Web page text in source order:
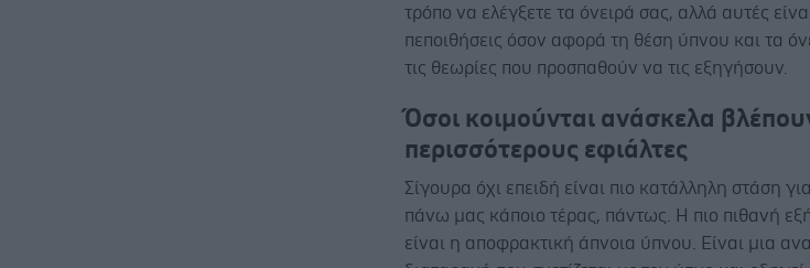
τρόπο να ελέγξετε τα όνειρά σας, αλλά αυτές
πεποιθήσεις όσον αφορά τη θέση ύπνου και τα
τις θεωρίες που προσπαθούν να τις εξηγήσουν.
Όσοι κοιμούνται ανάσκελα
περισσότερους εφιάλτες
Σίγουρα όχι επειδή είναι πιο κατάλληλη στάση
πάνω μας κάποιο τέρας, πάντως. Η πιο πιθανή
είναι η αποφρακτική άπνοια ύπνου. Είναι μια